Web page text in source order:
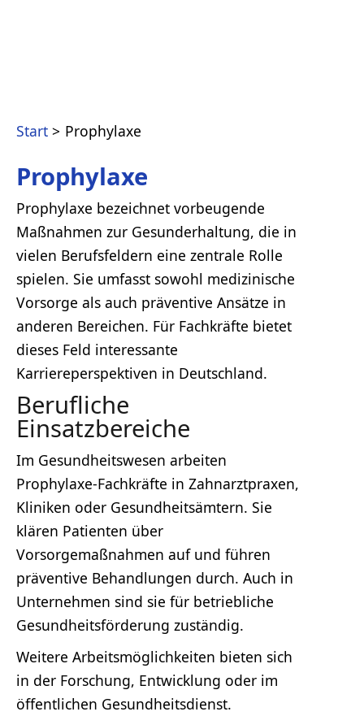
Start Prophylaxe
Prophylaxe
Prophylaxe bezeichnet vorbeugende
Maßnahmen zur Gesunderhaltung, die in
vielen Berufsfeldern eine zentrale Rolle
spielen. Sie umfasst sowohl medizinische
Vorsorge als auch präventive Ansätze in
anderen Bereichen. Für Fachkräfte bietet
dieses Feld interessante
Karriereperspektiven in Deutschland.
Berufliche
Einsatzbereiche
Im Gesundheitswesen arbeiten
Prophylaxe-Fachkräfte in Zahnarztpraxen,
Kliniken oder Gesundheitsämtern. Sie
klären Patienten über
Vorsorgemaßnahmen auf und führen
präventive Behandlungen durch. Auch in
Unternehmen sind sie für betriebliche
Gesundheitsförderung zuständig.
Weitere Arbeitsmöglichkeiten bieten sich
in der Forschung, Entwicklung oder im
öffentlichen Gesundheitsdienst.